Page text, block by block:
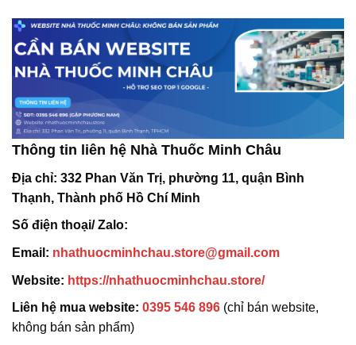
Thông tin liên hệ Nhà Thuốc Minh Châu
Địa chỉ: 332 Phan Văn Trị, phường 11, quận Bình
Thạnh, Thành phố Hồ Chí Minh
Số điện thoại/ Zalo:
Email: nhathuocminhchau.store@gmail.com
Website: https://nhathuocminhchau.store/
Liên hệ mua website: 0395 546 896 (chỉ bán website,
không bán sản phẩm)